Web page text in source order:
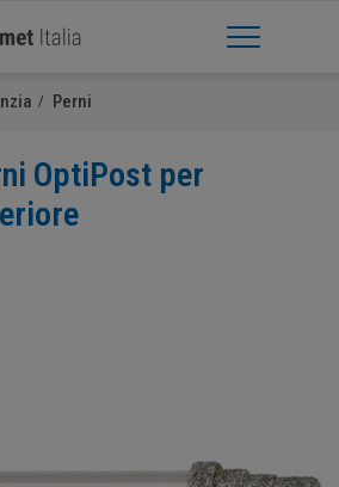
Apri Menu
Perni
OptiPost per